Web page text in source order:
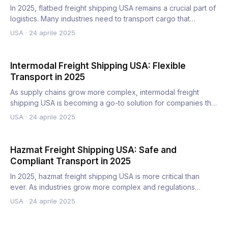
In 2025, flatbed freight shipping USA remains a crucial part of
logistics. Many industries need to transport cargo that…
USA · 24 aprile 2025
Intermodal Freight Shipping USA: Flexible
Transport in 2025
As supply chains grow more complex, intermodal freight
shipping USA is becoming a go-to solution for companies that
need…
USA · 24 aprile 2025
Hazmat Freight Shipping USA: Safe and
Compliant Transport in 2025
In 2025, hazmat freight shipping USA is more critical than
ever. As industries grow more complex and regulations
tighten…
USA · 24 aprile 2025